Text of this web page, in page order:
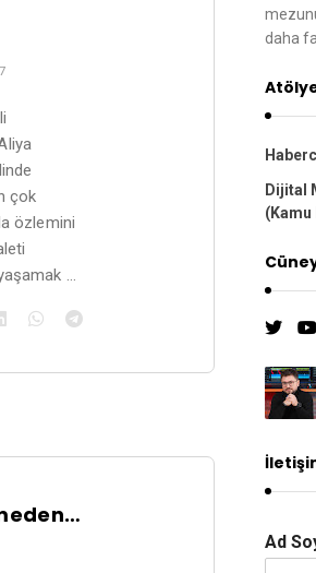
çok
özlemini
…
daha
Dijital
Ad